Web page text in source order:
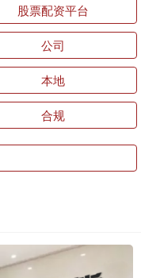
股票配资平台
公司
本地
合规